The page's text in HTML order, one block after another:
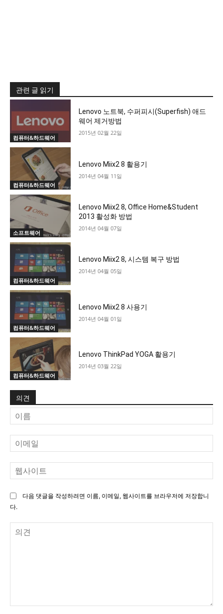
관련 글 읽기
컴퓨터&하드웨어
Lenovo 노트북, 수퍼피시(Superfish) 애드
웨어 제거방법
2015년 02월 22일
컴퓨터&하드웨어
Lenovo Miix2 8 활용기
2014년 04월 11일
소프트웨어
Lenovo Miix2 8, Office Home&Student
2013 활성화 방법
2014년 04월 07일
컴퓨터&하드웨어
Lenovo Miix2 8, 시스템 복구 방법
2014년 04월 05일
컴퓨터&하드웨어
Lenovo Miix2 8 사용기
2014년 04월 01일
컴퓨터&하드웨어
Lenovo ThinkPad YOGA 활용기
2014년 03월 22일
의견
름
메
일
사
다음 댓글을 작성하려면 이름, 이메일, 웹사이트를 브라우저에 저장합니
다.